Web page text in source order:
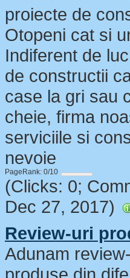
proiecte de
Otopeni cat si
Indiferent de
de constructii
case la gri sau
cheie, firma
serviciile si
nevoie
PageRank: 0/10
(Clicks: 0;
Dec 27, 2017)
Review-uri
Adunam